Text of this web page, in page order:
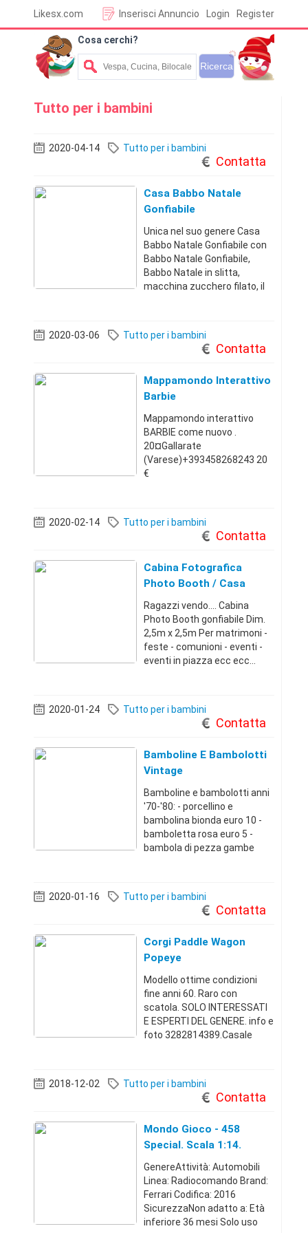
Likesx.com Login Register
Inserisci Annuncio
Cosa cerchi?
Tutto per i bambini
2020-04-14 Tutto per i bambini
Contatta
Casa Babbo Natale
Gonfiabile
Unica nel suo genere Casa
Babbo Natale Gonfiabile con
Babbo Natale Gonfiabile,
Babbo Natale in slitta,
macchina zucchero filato, il
AFFRETTATI PRIMA DELLE
FESTE per qua
2020-03-06 Tutto per i bambini
Contatta
Mappamondo Interattivo
Barbie
Mappamondo interattivo
BARBIE come nuovo .
20¤Gallarate
(Varese)+393458268243 20
€
2020-02-14 Tutto per i bambini
Contatta
Cabina Fotografica
Photo Booth / Casa
Babbo Natale
Ragazzi vendo.... Cabina
Photo Booth gonfiabile Dim.
2,5m x 2,5m Per matrimoni -
feste - comunioni - eventi -
eventi in piazza ecc ecc...
lavorare. _ Faro professionale
2020-01-24 Tutto per i bambini
Contatta
Bamboline E Bambolotti
Vintage
Bamboline e bambolotti anni
'70-'80: - porcellino e
bambolina bionda euro 10 -
bamboletta rosa euro 5 -
bambola di pezza gambe
a crochet euro 10 tutti.
2020-01-16 Tutto per i bambini
Contatta
Corgi Paddle Wagon
Popeye
Modello ottime condizioni
fine anni 60. Raro con
scatola. SOLO INTERESSATI
E ESPERTI DEL GENERE. info e
foto 3282814389.Casale
2018-12-02 Tutto per i bambini
Contatta
Mondo Gioco - 458
Special. Scala 1:14.
Ferrari
GenereAttività: Automobili
Linea: Radiocomando Brand:
Ferrari Codifica: 2016
SicurezzaNon adatto a: Età
inferiore 36 mesi Solo uso